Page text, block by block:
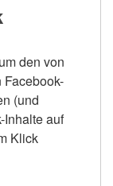
den von
(und
Inhalte auf
Klick